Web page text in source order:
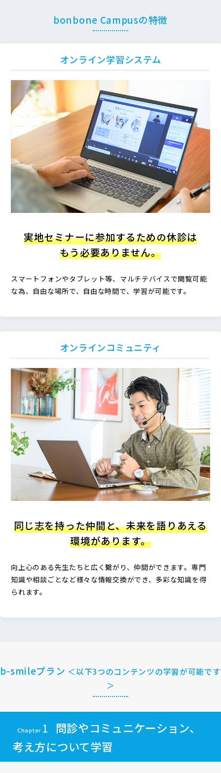
bonbone Campusの特徴
オンライン学習システム
実地セミナーに参加するための休診は
もう必要ありません。
スマートフォンやタブレット等、マルチテバイスで閲覧可能
な為、自由な場所で、自由な時間で、学習が可能です。
オンラインコミュニティ
同じ志を持った仲間と、未来を語りあえる
環境があります。
向上心のある先生たちと広く繋がり、仲間ができます。専門
知識や相談ごとなど様々な情報交換ができ、多彩な知識を得
られます。
b-smileプラン ＜以下3つのコンテンツの学習が可能です
＞
Chapter 1 問診やコミュニケーション、
考え方について学習